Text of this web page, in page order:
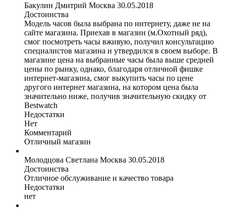
Бакулин Дмитрий Москва 30.05.2018
Достоинства
Модель часов была выбрана по интернету, даже не на
сайте магазина. Приехав в магазин (м.Охотный ряд),
смог посмотреть часы вживую, получил консультацию
специалистов магазина и утвердился в своем выборе. В
магазине цена на выбранные часы была выше средней
цены по рынку, однако, благодаря отличной фишке
интернет-магазина, смог выкупить часы по цене
другого интернет магазина, на котором цена была
значительно ниже, получив значительную скидку от
Bestwatch
Недостатки
Нет
Комментарий
Отличный магазин
Молодцова Светлана Москва 30.05.2018
Достоинства
Отличное обслуживание и качество товара
Недостатки
нет